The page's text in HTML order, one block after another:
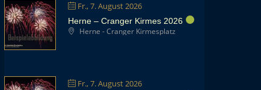
Fr., 7. August 2026
Herne – Cranger Kirmes 2026
Herne - Cranger Kirmesplatz
Fr., 7. August 2026